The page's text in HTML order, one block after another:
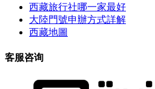
西藏旅行社哪一家最好
大陸門號申辦方式詳解
西藏地圖
客服咨询